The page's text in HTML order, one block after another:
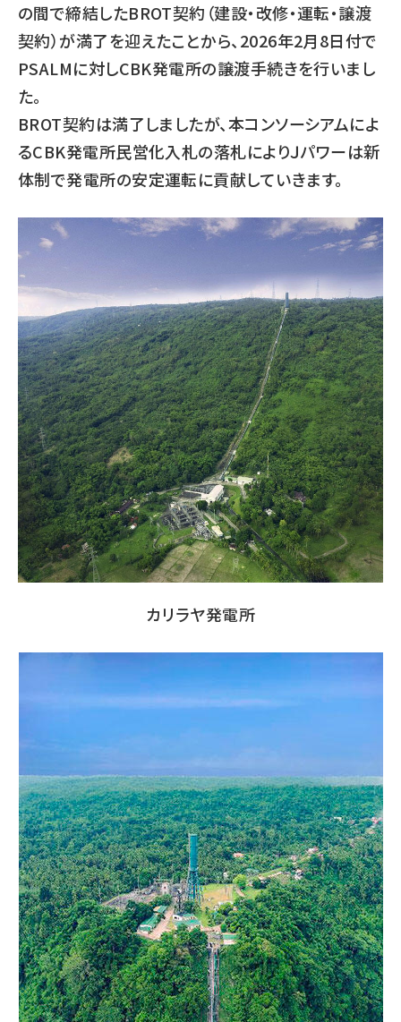
の間で締結したBROT契約（建設・改修・運転・譲渡
契約）が満了を迎えたことから、2026年2月8日付で
PSALMに対しCBK発電所の譲渡手続きを行いまし
た。
BROT契約は満了しましたが、本コンソーシアムによ
るCBK発電所民営化入札の落札によりＪパワーは新
体制で発電所の安定運転に貢献していきます。
カリラヤ発電所